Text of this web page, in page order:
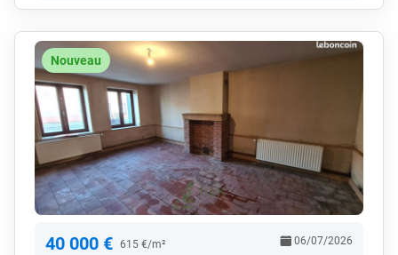
Nouveau
40 000 € 615 €/m² 06/07/2026